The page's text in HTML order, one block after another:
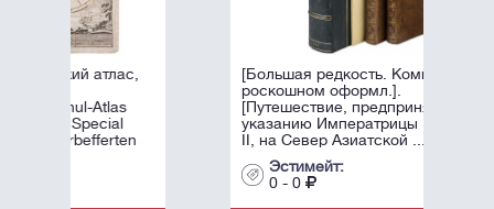
[Большая редкость. Комплект в
роскошном оформл.].
[Путешествие, предпринятое по
указанию Императрицы Екатерины
II, на Север Азиатской ...